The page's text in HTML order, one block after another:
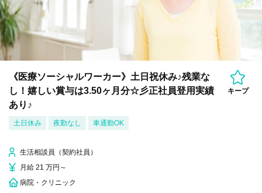
《医療ソーシャルワーカー》土日祝休み♪残業な
し！嬉しい賞与は3.50ヶ月分☆彡正社員登用実績
あり♪
キープ
土日休み 夜勤なし 車通勤OK
生活相談員（契約社員）
月給 21 万円～
病院・クリニック